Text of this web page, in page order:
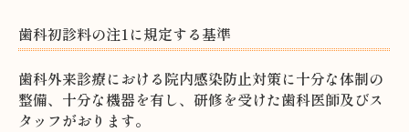
歯科初診料の注1に規定する基準
歯科外来診療における院内感染防止対策に十分な体制の
整備、十分な機器を有し、研修を受けた歯科医師及びス
タッフがおります。